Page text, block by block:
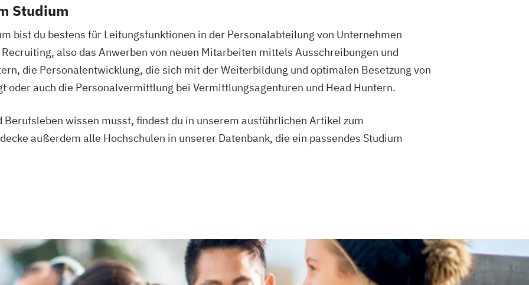
(IHK)
Studium
bist du bestens für Leitungsfunktionen in der Personalabteilung von Unternehmen
also das Anwerben von neuen Mitarbeiten mittels Ausschreibungen und
die Personalentwicklung, die sich mit der Weiterbildung und optimalen Besetzung von
oder auch die Personalvermittlung bei Vermittlungsagenturen und Head Huntern.
Berufsleben wissen musst, findest du in unserem ausführlichen Artikel zum
außerdem alle Hochschulen in unserer Datenbank, die ein passendes Studium